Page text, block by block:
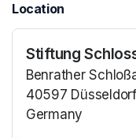
Location
Stiftung
Benrather
40597 Düsseldorf
Germany